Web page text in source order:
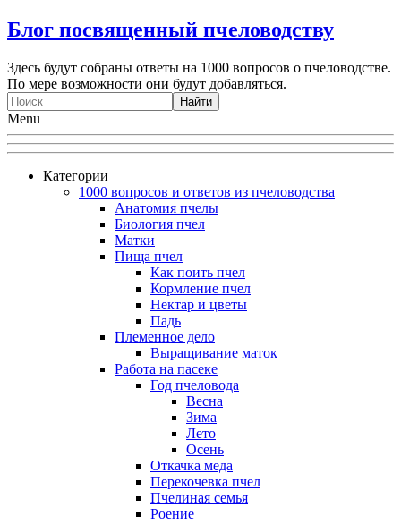
Блог посвященный пчеловодству
Здесь будут собраны ответы на 1000 вопросов о пчеловодстве.
По мере возможности они будут добавляться.
Menu
Категории
1000 вопросов и ответов из пчеловодства
Анатомия пчелы
Биология пчел
Матки
Пища пчел
Как поить пчел
Кормление пчел
Нектар и цветы
Падь
Племенное дело
Выращивание маток
Работа на пасеке
Год пчеловода
Весна
Зима
Лето
Осень
Откачка меда
Перекочевка пчел
Пчелиная семья
Роение